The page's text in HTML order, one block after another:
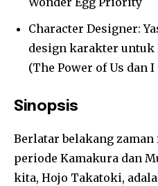
Character Designer:
design karakter untuk
(The Power of Us dan I
Sinopsis
Berlatar belakang zaman
periode Kamakura dan
kita, Hojo Takatoki,